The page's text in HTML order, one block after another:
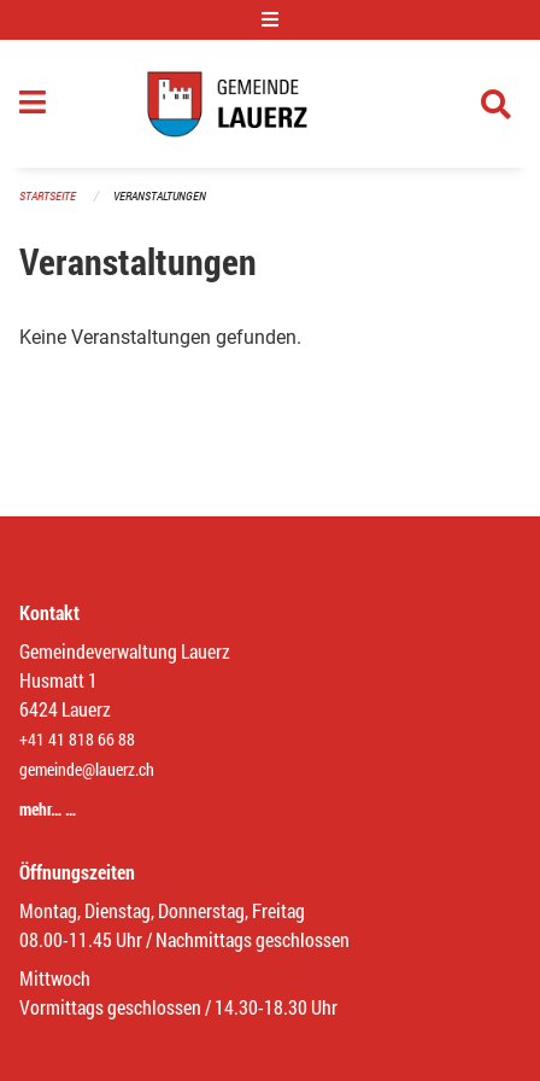
STARTSEITE VERANSTALTUNGEN
Veranstaltungen
Keine Veranstaltungen gefunden.
Kontakt
Gemeindeverwaltung Lauerz
Husmatt 1
6424 Lauerz
+41 41 818 66 88
gemeinde@lauerz.ch
mehr… …
Öffnungszeiten
Montag, Dienstag, Donnerstag, Freitag
08.00-11.45 Uhr / Nachmittags geschlossen
Mittwoch
Vormittags geschlossen / 14.30-18.30 Uhr